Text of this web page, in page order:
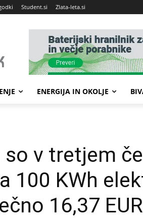
Student.si Zlata-leta.si
ENERGIJA IN OKOLJE
so v tretjem
100 KWh
16,37 EUR